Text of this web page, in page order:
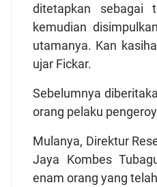
ditetapkan sebagai
kemudian
utamanya. Kan
ujar Fickar.
Sebelumnya
orang pelaku
Mulanya, Direktur
Jaya Kombes
enam orang yang